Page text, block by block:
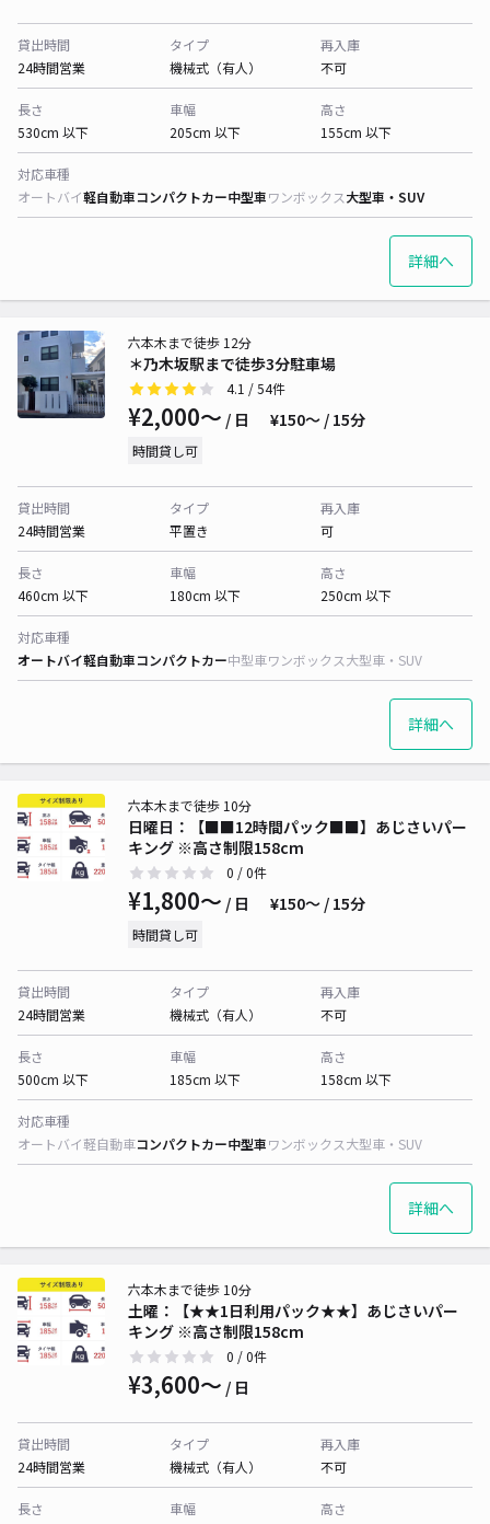
貸出時間
24時間営業
タイプ
機械式（有人）
再入庫
不可
長さ
530cm 以下
車幅
205cm 以下
高さ
155cm 以下
対応車種
オートバイ軽自動車コンパクトカー中型車ワンボックス大型車・SUV
詳細へ
＊乃木坂駅まで徒歩3分駐車場
六本木まで徒歩 12分
4.1 / 54件
¥2,000〜 / 日 ¥150〜 / 15分
時間貸し可
貸出時間
24時間営業
タイプ
平置き
再入庫
可
長さ
460cm 以下
車幅
180cm 以下
高さ
250cm 以下
対応車種
オートバイ軽自動車コンパクトカー中型車ワンボックス大型車・SUV
詳細へ
日曜日：【■■12時間パック■■】あじさいパー
キング ※高さ制限158cm
六本木まで徒歩 10分
0 / 0件
¥1,800〜 / 日 ¥150〜 / 15分
時間貸し可
貸出時間
24時間営業
タイプ
機械式（有人）
再入庫
不可
長さ
500cm 以下
車幅
185cm 以下
高さ
158cm 以下
対応車種
オートバイ軽自動車コンパクトカー中型車ワンボックス大型車・SUV
詳細へ
土曜：【★★1日利用パック★★】あじさいパー
キング ※高さ制限158cm
六本木まで徒歩 10分
0 / 0件
¥3,600〜 / 日
貸出時間
24時間営業
タイプ
機械式（有人）
再入庫
不可
長さ
車幅
高さ